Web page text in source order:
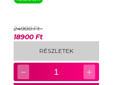
24900 Ft
18900 Ft
RÉSZLETEK
− 1 +